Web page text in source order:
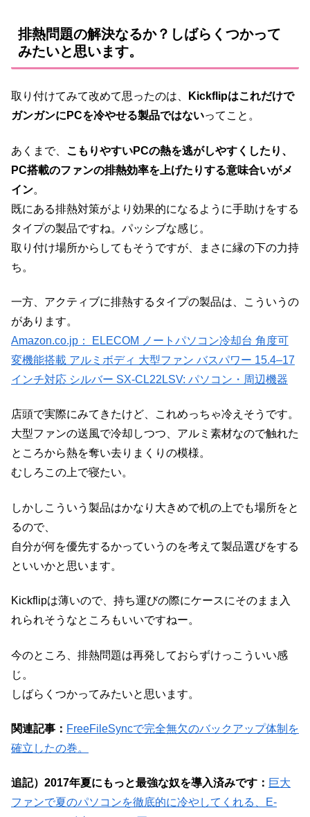
排熱問題の解決なるか？しばらくつかって
みたいと思います。
取り付けてみて改めて思ったのは、
Kickflipはこれだけで
ガンガンにPCを冷やせる製品ではないってこと。
あくまで、 こもりやすいPCの熱を逃がしやすくしたり、
PC搭載のファンの排熱効率を上げたりする意味合いがメ
イン。
既にある排熱対策がより効果的になるように手助けをする
タイプの製品ですね。パッシブな感じ。
取り付け場所からしてもそうですが、まさに縁の下の力持
ち。
一方、アクティブに排熱するタイプの製品は、こういうの
があります。
Amazon.co.jp： ELECOM ノートパソコン冷却台 角度可
変機能搭載 アルミボディ 大型ファン バスパワー 15.4–17
インチ対応 シルバー SX-CL22LSV: パソコン・周辺機器
店頭で実際にみてきたけど、これめっちゃ冷えそうです。
大型ファンの送風で冷却しつつ、アルミ素材なので触れた
ところから熱を奪い去りまくりの模様。
むしろこの上で寝たい。
しかしこういう製品はかなり大きめで机の上でも場所をと
るので、
自分が何を優先するかっていうのを考えて製品選びをする
といいかと思います。
Kickflipは薄いので、持ち運びの際にケースにそのまま入
れられそうなところもいいですねー。
今のところ、排熱問題は再発しておらずけっこういい感
じ。
しばらくつかってみたいと思います。
関連記事： FreeFileSyncで完全無欠のバックアップ体制を
確立したの巻。
追記）2017年夏にもっと最強な奴を導入済みです： 巨大
ファンで夏のパソコンを徹底的に冷やしてくれる、E-